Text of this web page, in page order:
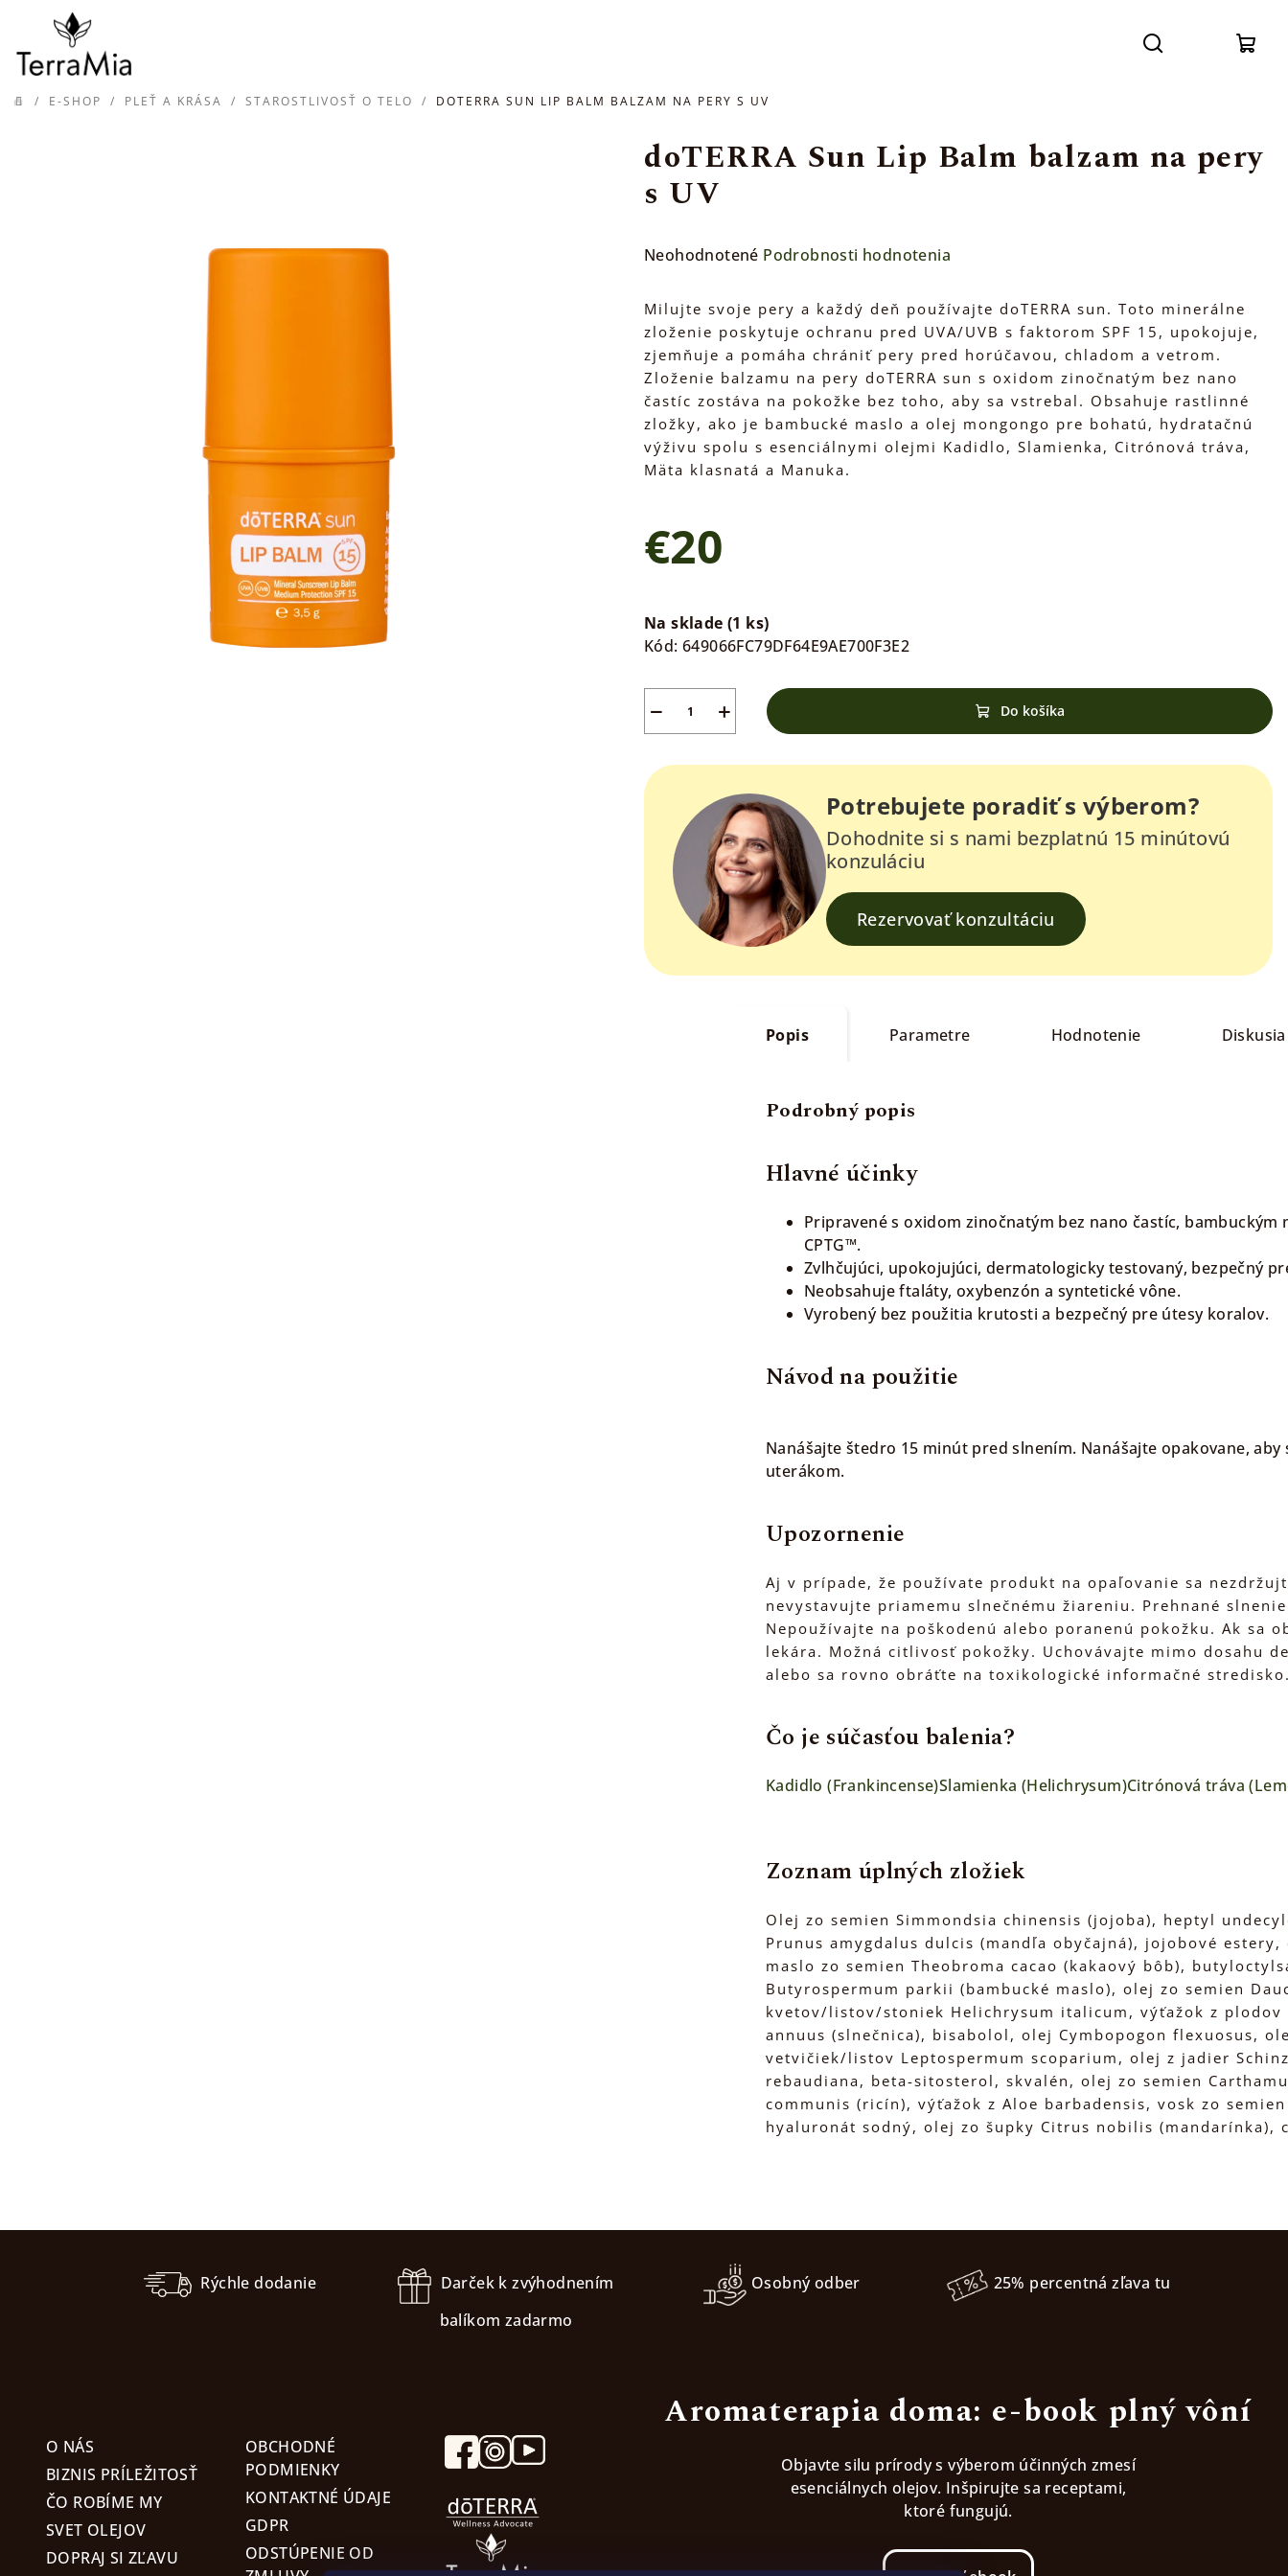
obsah
DOMOV
/ E-SHOP / PLEŤ A KRÁSA / STAROSTLIVOSŤ O TELO / DOTERRA SUN LIP BALM BALZAM NA PERY S UV
doTERRA Sun Lip Balm balzam na pery
s UV
Priemerné
produktu
je
0,0
z
5
hviezdičiek.
Neohodnotené Podrobnosti hodnotenia
Milujte svoje pery a každý deň používajte doTERRA sun. Toto minerálne
zloženie poskytuje ochranu pred UVA/UVB s faktorom SPF 15, upokojuje,
zjemňuje a pomáha chrániť pery pred horúčavou, chladom a vetrom.
Zloženie balzamu na pery doTERRA sun s oxidom zinočnatým bez nano
častíc zostáva na pokožke bez toho, aby sa vstrebal. Obsahuje rastlinné
zložky, ako je bambucké maslo a olej mongongo pre bohatú, hydratačnú
výživu spolu s esenciálnymi olejmi Kadidlo, Slamienka, Citrónová tráva,
Mäta klasnatá a Manuka.
€20
cena:
Na sklade(1 ks)
Kód: 649066FC79DF64E9AE700F3E2
+
− Do košíka
Potrebujete poradiť s výberom?
Dohodnite si s nami bezplatnú 15 minútovú
konzuláciu
Rezervovať konzultáciu
Popis Parametre Hodnotenie Diskusia
Podrobný popis
Hlavné účinky
Pripravené s oxidom zinočnatým bez nano častíc,
CPTG™.
Zvlhčujúci, upokojujúci, dermatologicky testovaný, bezpečný
Neobsahuje ftaláty, oxybenzón a syntetické vône.
Vyrobený bez použitia krutosti a bezpečný pre útesy koralov.
Návod na použitie
Nanášajte štedro 15 minút pred slnením. Nanášajte opakovane,
uterákom.
Upozornenie
Aj v prípade, že používate produkt na opaľovanie sa
nevystavujte priamemu slnečnému žiareniu. Prehnané
Nepoužívajte na poškodenú alebo poranenú pokožku. Ak sa
lekára. Možná citlivosť pokožky. Uchovávajte mimo dosahu
alebo sa rovno obráťte na toxikologické informačné
Čo je súčasťou balenia?
Kadidlo (Frankincense)Slamienka (Helichrysum)Citrónová tráva
Zoznam úplných zložiek
Olej zo semien Simmondsia chinensis (jojoba), heptyl
Prunus amygdalus dulcis (mandľa obyčajná), jojobové
maslo zo semien Theobroma cacao (kakaový bôb),
Butyrospermum parkii (bambucké maslo), olej zo semien
kvetov/listov/stoniek Helichrysum italicum, výťažok z plodov
annuus (slnečnica), bisabolol, olej Cymbopogon flexuosus,
vetvičiek/listov Leptospermum scoparium, olej z jadier
rebaudiana, beta-sitosterol, skvalén, olej zo semien
communis (ricín), výťažok z Aloe barbadensis, vosk zo
hyaluronát sodný, olej zo šupky Citrus nobilis (mandarínka),
Rýchle dodanie
Darček k zvýhodnením
balíkom zadarmo
Osobný odber 25% percentná zľava tu
O NÁS
BIZNIS PRÍLEŽITOSŤ
ČO ROBÍME MY
SVET OLEJOV
DOPRAJ SI ZĽAVU
OBCHODNÉ
PODMIENKY
KONTAKTNÉ ÚDAJE
GDPR
ODSTÚPENIE OD
Aromaterapia doma: e-book plný vôní
Objavte silu prírody s výberom účinných zmesí
esenciálnych olejov. Inšpirujte sa receptami,
ktoré fungujú.